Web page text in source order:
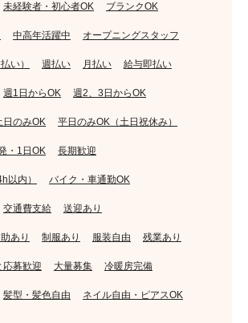
未経験者・初心者OK ブランクOK
中高年活躍中 オープニングスタッフ
い） 週払い 月払い 給与即払い
週1日からOK 週2、3日からOK
日のみOK 平日のみOK（土日祝休み）
・1日OK 長期歓迎
以内） バイク・車通勤OK
交通費支給 送迎あり
あり 制服あり 服装自由 残業あり
応募歓迎 大量募集 冷暖房完備
髪型・髪色自由 ネイル自由・ピアスOK